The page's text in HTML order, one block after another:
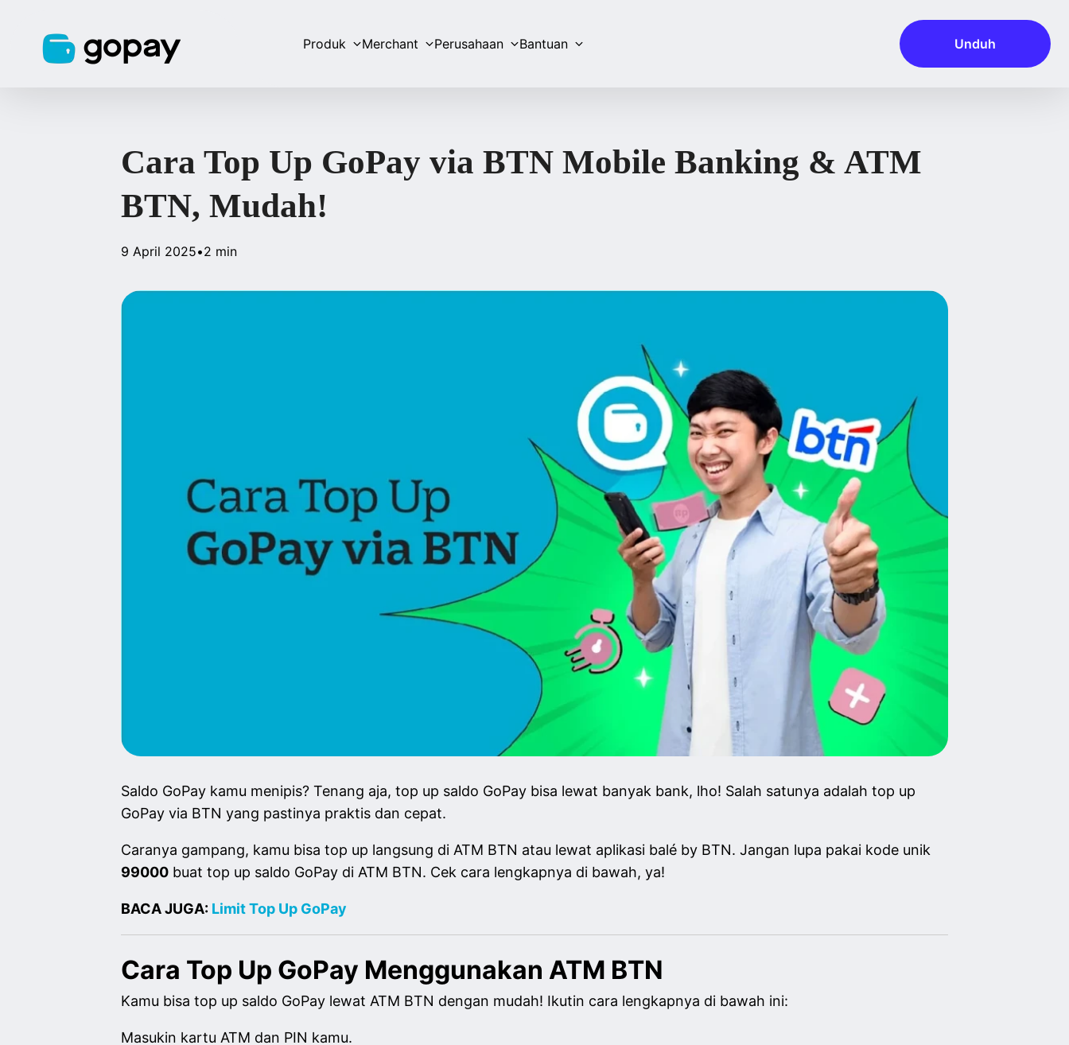
Produk Merchant Perusahaan Bantuan Unduh
Cara Top Up GoPay via BTN Mobile Banking & ATM
BTN, Mudah!
9 April 2025•2 min
Saldo GoPay kamu menipis? Tenang aja, top up saldo GoPay bisa lewat banyak bank, lho! Salah satunya adalah top up
GoPay via BTN yang pastinya praktis dan cepat.
Caranya gampang, kamu bisa top up langsung di ATM BTN atau lewat aplikasi balé by BTN. Jangan lupa pakai kode unik
99000buat top up saldo GoPay di ATM BTN. Cek cara lengkapnya di bawah, ya!
BACA JUGA: Limit Top Up GoPay
Cara Top Up GoPay Menggunakan ATM BTN
Kamu bisa top up saldo GoPay lewat ATM BTN dengan mudah! Ikutin cara lengkapnya di bawah ini:
Masukin kartu ATM dan PIN kamu.